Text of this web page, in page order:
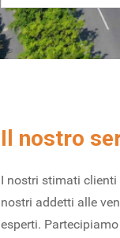
Il nostro
I nostri stimati clienti
nostri addetti alle
esperti.